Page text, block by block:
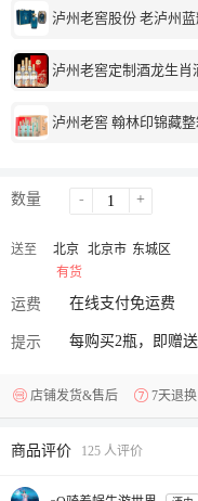
泸州老窖股份 老泸州
泸州老窖定制酒龙生肖
泸州老窖 翰林印锦藏
数量 - +
送至 北京 北京市 东城区
有货
运费 在线支付免运费
提示 每购买2瓶，即赠
店铺发货&售后 7天退换
商品评价 125 人评价